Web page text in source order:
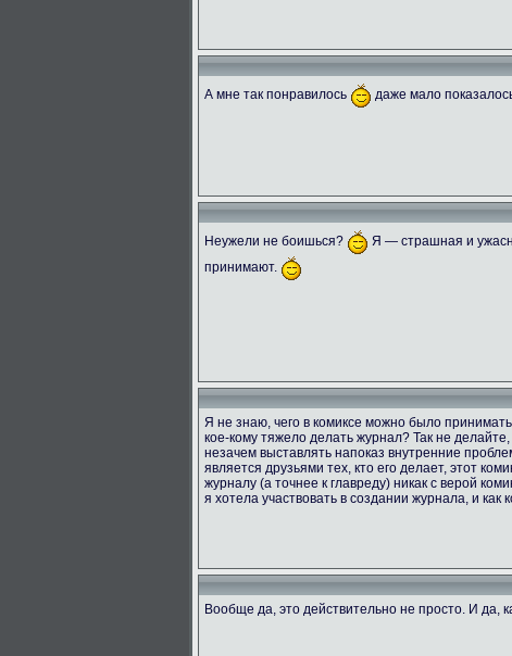
А мне так понравилось
даже мало
Неужели не боишься?
Я — страшная и
принимают.
Я не знаю, чего в комиксе можно было
кое-кому тяжело делать журнал? Так не
незачем выставлять напоказ внутренние
является друзьями тех, кто его делает, этот
журналу (а точнее к главреду) никак с верой
я хотела участвовать в создании журнала, и как
Вообще да, это действительно не просто. И да,